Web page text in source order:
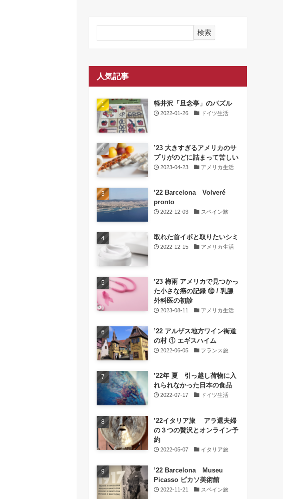
検索
人気記事
軽井沢「旦念亭」のパズル
2022-01-26 ドイツ生活
’23 大きすぎるアメリカのサ
プリがのどに詰まって苦しい
2023-04-23 アメリカ生活
’22 Barcelona Volveré
pronto
2022-12-03 スペイン旅
取れた首イボと取りたいシミ
2022-12-15 アメリカ生活
’23 梅雨 アメリカで見つかっ
た小さな癌の記録 ⑩ / 乳腺
外科医の初診
2023-08-11 アメリカ生活
’22 アルザス地方ワイン街道
の村 ① エギスハイム
2022-06-05 フランス旅
’22年 夏 引っ越し荷物に入
れられなかった日本の食品
2022-07-17 ドイツ生活
’22イタリア旅 アラ還夫婦
の３つの贅沢とオンライン予
約
2022-05-07 イタリア旅
’22 Barcelona Museu
Picasso ピカソ美術館
2022-11-21 スペイン旅